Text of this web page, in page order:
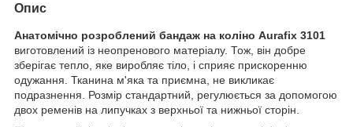
Опис
Анатомічно розроблений бандаж на коліно Aurafix 3101
виготовлений із неопренового матеріалу. Тож, він добре
зберігає тепло, яке виробляє тіло, і сприяє прискоренню
одужання. Тканина м'яка та приємна, не викликає
подразнення. Розмір стандартний, регулюється за допомогою
двох ременів на липучках з верхньої та нижньої сторін.